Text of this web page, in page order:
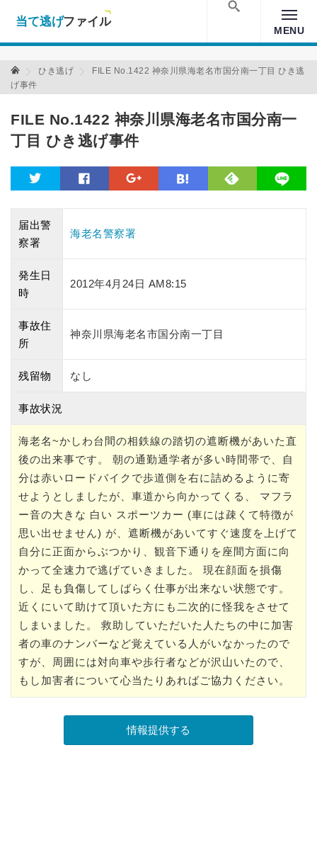
Warning: Undefined array key "amp" in
/home/xs157036/moon-
cross.com/public_html/wp/wp-content/themes/crossmastery-
MENU
当て逃げファイル 当て逃げファイル
ひき逃げ
FILE No.1422 神奈川県海老名市国分南一丁目 ひき逃
げ事件
FILE No.1422 神奈川県海老名市国分南一
丁目 ひき逃げ事件
facebook line
届出警
察署
海老名警察署
発生日
時
2012年4月24日 AM8:15
事故住
所
神奈川県海老名市国分南一丁目
残留物 なし
事故状況
海老名~かしわ台間の相鉄線の踏切の遮断機があいた直
後の出来事です。 朝の通勤通学者が多い時間帯で、自
分は赤いロードバイクで歩道側を右に詰めるように寄
せようとしましたが、車道から向かってくる、 マフラ
ー音の大きな 白い スポーツカー (車には疎くて特徴が
思い出せません) が、遮断機があいてすぐ速度を上げて
自分に正面からぶつかり、観音下通りを座間方面に向
かって全速力で逃げていきました。 現在顔面を損傷
し、足も負傷してしばらく仕事が出来ない状態です。
近くにいて助けて頂いた方にも二次的に怪我をさせて
しまいました。 救助していただいた人たちの中に加害
者の車のナンバーなど覚えている人がいなかったので
すが、周囲には対向車や歩行者などが沢山いたので、
もし加害者について心当たりあればご協力ください。